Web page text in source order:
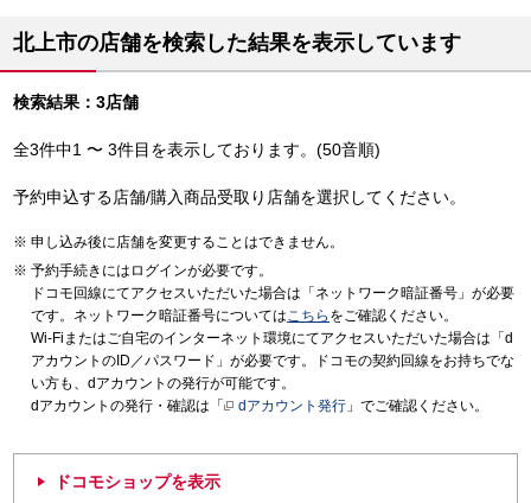
北上市の店舗を検索した結果を表示しています
検索結果：3店舗
全3件中1 〜 3件目を表示しております。(50音順)
予約申込する店舗/購入商品受取り店舗を選択してください。
申し込み後に店舗を変更することはできません。
予約手続きにはログインが必要です。
ドコモ回線にてアクセスいただいた場合は「ネットワーク暗証番号」が必要
です。ネットワーク暗証番号についてはこちら をご確認ください。
Wi-Fiまたはご自宅のインターネット環境にてアクセスいただいた場合は「d
アカウントのID／パスワード」が必要です。ドコモの契約回線をお持ちでな
い方も、dアカウントの発行が可能です。
dアカウントの発行・確認は「
dアカウント発行 」でご確認ください。
ドコモショップを表示